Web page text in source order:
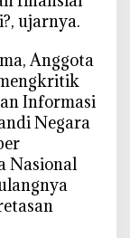
ujarnya.
Anggota
Informasi
Negara
Nasional